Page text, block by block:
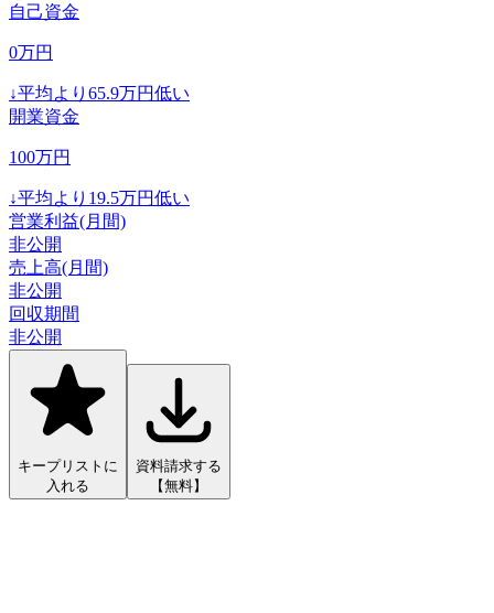
自己資金
0万円
↓平均より 65.9万円低い
開業資金
100万円
↓平均より 19.5万円低い
営業利益(月間)
非公開
売上高(月間)
非公開
回収期間
非公開
キープリストに
入れる
資料請求する
【無料】